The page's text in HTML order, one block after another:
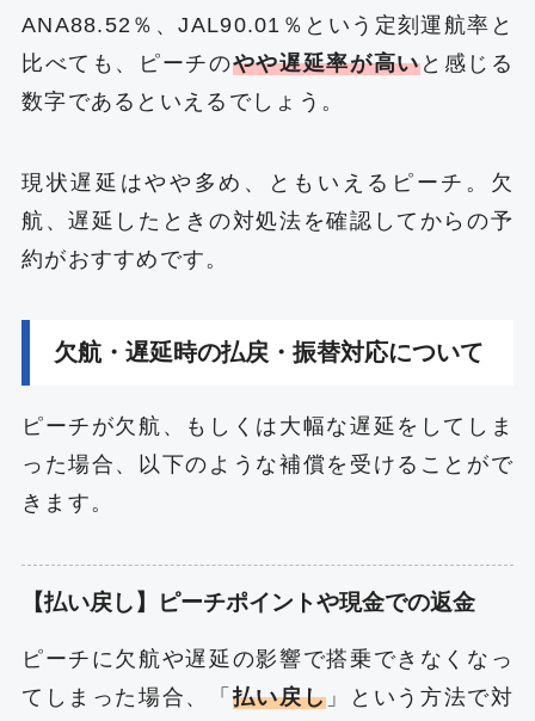
ANA88.52％、JAL90.01％という定刻運航率と
比べても、ピーチのやや遅延率が高いと感じる
数字であるといえるでしょう。
現状遅延はやや多め、ともいえるピーチ。欠
航、遅延したときの対処法を確認してからの予
約がおすすめです。
欠航・遅延時の払戻・振替対応について
ピーチが欠航、もしくは大幅な遅延をしてしま
った場合、以下のような補償を受けることがで
きます。
【払い戻し】ピーチポイントや現金での返金
ピーチに欠航や遅延の影響で搭乗できなくなっ
てしまった場合、「 払い戻し 」という方法で対